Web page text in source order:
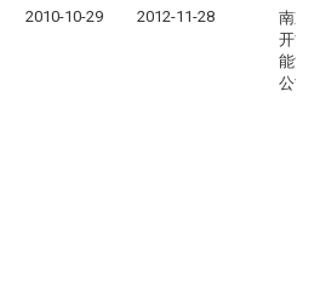
2010-10-29 2012-11-28
南京
开能
能源
公司